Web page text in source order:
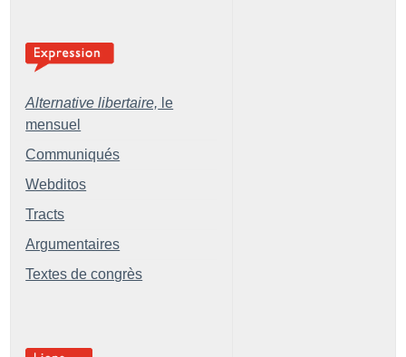
Alternative libertaire, le
mensuel
Communiqués
Webditos
Tracts
Argumentaires
Textes de congrès